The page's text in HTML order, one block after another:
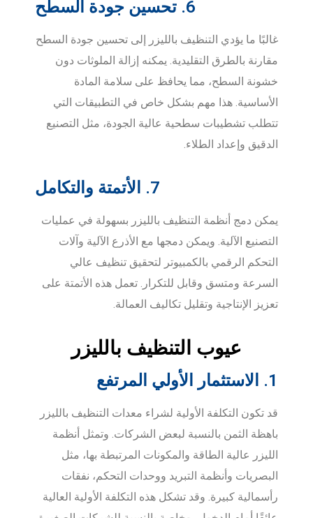
6. تحسين جودة السطح
غالبًا ما يؤدي التنظيف بالليزر إلى تحسين جودة السطح
مقارنة بالطرق التقليدية. يمكنه إزالة الملوثات دون
خشونة السطح، مما يحافظ على سلامة المادة
الأساسية. هذا مهم بشكل خاص في التطبيقات التي
تتطلب تشطيبات سطحية عالية الجودة، مثل التصنيع
الدقيق وإعداد الطلاء.
7. الأتمتة والتكامل
يمكن دمج أنظمة التنظيف بالليزر بسهولة في عمليات
التصنيع الآلية. ويمكن دمجها مع الأذرع الآلية وآلات
التحكم الرقمي بالكمبيوتر لتحقيق تنظيف عالي
السرعة ومتسق وقابل للتكرار. تعمل هذه الأتمتة على
تعزيز الإنتاجية وتقليل تكاليف العمالة.
عيوب التنظيف بالليزر
1. الاستثمار الأولي المرتفع
قد تكون التكلفة الأولية لشراء معدات التنظيف بالليزر
باهظة الثمن بالنسبة لبعض الشركات. وتمثل أنظمة
الليزر عالية الطاقة والمكونات المرتبطة بها، مثل
البصريات وأنظمة التبريد ووحدات التحكم، نفقات
رأسمالية كبيرة. وقد تشكل هذه التكلفة الأولية العالية